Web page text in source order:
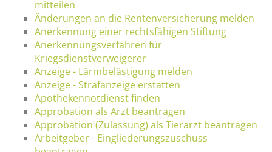
mitteilen
Änderungen an die Rentenversicherung melden
Anerkennung einer rechtsfähigen Stiftung
Anerkennungsverfahren für
Kriegsdienstverweigerer
Anzeige - Lärmbelästigung melden
Anzeige - Strafanzeige erstatten
Apothekennotdienst finden
Approbation als Arzt beantragen
Approbation (Zulassung) als Tierarzt beantragen
Arbeitgeber - Eingliederungszuschuss